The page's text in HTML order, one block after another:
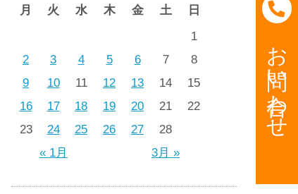
月
火 水 木 金 土 日
« 1月 3月 »
1
2
3 4 5 6 7
8
9
10 11 12 13 14
15
16
17 18 19 20 21
22
23
24 25 26 27 28
お問い合わせ